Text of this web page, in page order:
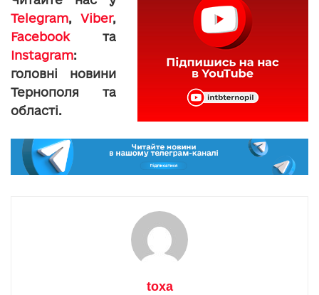
Telegram, Viber,
Facebookта
Instagram:
головні новини
Тернополя та
області.
toxa